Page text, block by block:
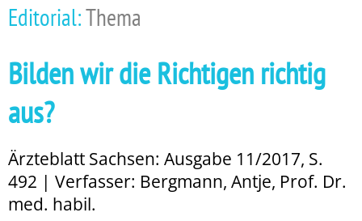
Editorial:Thema
Bilden wir die Richtigen richtig
aus?
Ärzteblatt Sachsen: Ausgabe 11/2017, S.
492 | Verfasser: Bergmann, Antje, Prof. Dr.
med. habil.